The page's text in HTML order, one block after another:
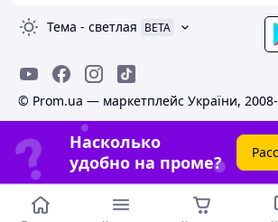
Тема - светлая BETA
© Prom.ua — маркетплейс України,
Насколько
удобно на проме?